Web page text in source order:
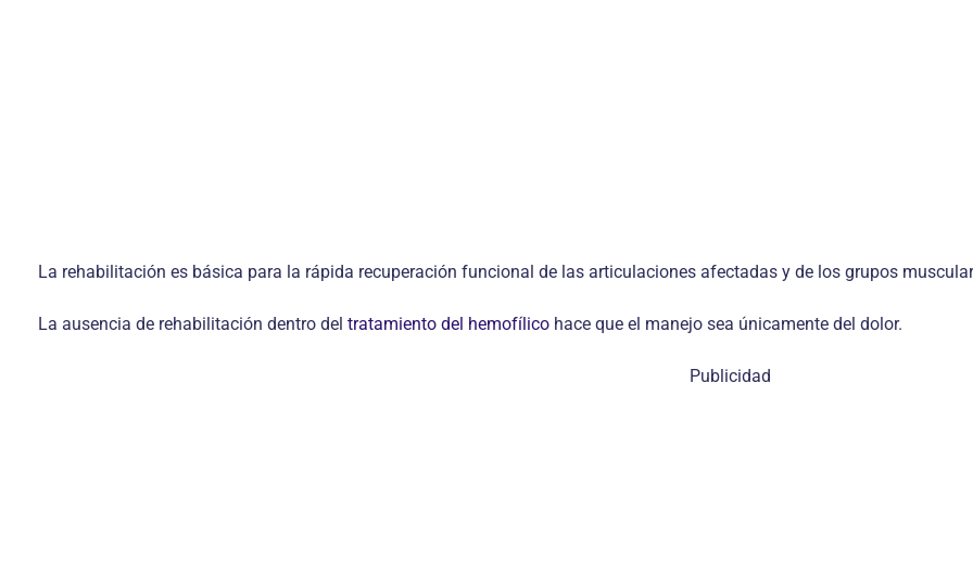
La rehabilitación es básica para la rápida recuperación funcional de las articulaciones afectadas y de los grupos
La ausencia de rehabilitación dentro del tratamiento del hemofílico hace que el manejo sea únicamente del dolor.
Publicidad